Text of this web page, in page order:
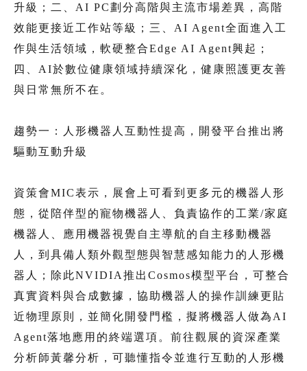
升級；二、AI PC劃分高階與主流市場差異，高階
效能更接近工作站等級；三、AI Agent全面進入工
作與生活領域，軟硬整合Edge AI Agent興起；
四、AI於數位健康領域持續深化，健康照護更友善
與日常無所不在。
趨勢一：人形機器人互動性提高，開發平台推出將
驅動互動升級
資策會MIC表示，展會上可看到更多元的機器人形
態，從陪伴型的寵物機器人、負責協作的工業/家庭
機器人、應用機器視覺自主導航的自主移動機器
人，到具備人類外觀型態與智慧感知能力的人形機
器人；除此NVIDIA推出Cosmos模型平台，可整合
真實資料與合成數據，協助機器人的操作訓練更貼
近物理原則，並簡化開發門檻，擬將機器人做為AI
Agent落地應用的終端選項。前往觀展的資深產業
分析師黃馨分析，可聽懂指令並進行互動的人形機